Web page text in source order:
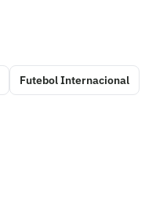
Futebol Internacional